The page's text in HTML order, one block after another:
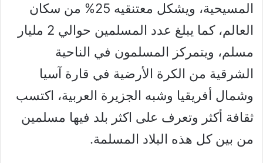
المسيحية، ويشكل معتنقيه 25% من سكان
العالم، كما يبلغ عدد المسلمين حوالي 2 مليار
مسلم، ويتمركز المسلمون في الناحية
الشرقية من الكرة الأرضية في قارة آسيا
وشمال أفريقيا وشبه الجزيرة العربية، اكتسب
ثقافة أكثر وتعرف على اكثر بلد فيها مسلمين
من بين كل هذه البلاد المسلمة.